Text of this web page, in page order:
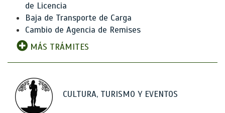
de Licencia
Baja de Transporte de Carga
Cambio de Agencia de Remises
MÁS TRÁMITES
CULTURA, TURISMO Y EVENTOS